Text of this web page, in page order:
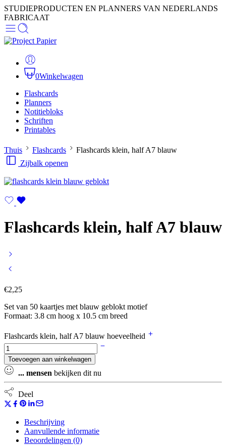
STUDIEPRODUCTEN EN PLANNERS VAN NEDERLANDS
FABRICAAT
0Winkelwagen
Flashcards
Planners
Notitiebloks
Schriften
Printables
Thuis Flashcards
Flashcards klein, half A7 blauw
Zijbalk openen
Flashcards klein, half A7 blauw
€2,25
Set van 50 kaartjes met blauw geblokt motief
Formaat: 3.8 cm hoog x 10.5 cm breed
Flashcards klein, half A7 blauw hoeveelheid
Toevoegen aan winkelwagen
... mensen bekijken dit nu
Deel
Beschrijving
Aanvullende informatie
Beoordelingen (0)